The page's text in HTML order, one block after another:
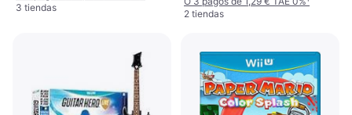
3 tiendas
2 tiendas